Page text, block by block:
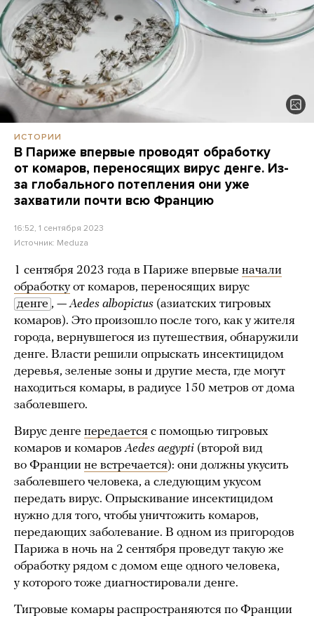
ИСТОРИИ
В Париже впервые проводят обработку
от комаров, переносящих вирус денге. Из-
за глобального потепления они уже
захватили почти всю Францию
16:52, 1 сентября 2023
Источник: Meduza
1 сентября 2023 года в Париже впервые начали
обработкуот комаров, переносящих вирус
денге , —Aedes albopictus (азиатских тигровых
комаров). Это произошло после того, как у жителя
города, вернувшегося из путешествия, обнаружили
денге. Власти решили опрыскать инсектицидом
деревья, зеленые зоны и другие места, где могут
находиться комары, в радиусе 150 метров от дома
заболевшего.
Вирус денге передается с помощью тигровых
комаров и комаровAedes aegypti (второй вид
во Франции не встречается): они должны укусить
заболевшего человека, а следующим укусом
передать вирус. Опрыскивание инсектицидом
нужно для того, чтобы уничтожить комаров,
передающих заболевание. В одном из пригородов
Парижа в ночь на 2 сентября проведут такую же
обработку рядом с домом еще одного человека,
у которого тоже диагностировали денге.
Тигровые комары распространяются по Франции